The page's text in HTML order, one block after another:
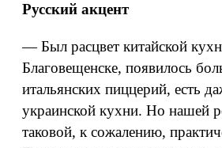
Русский акцент
— Был расцвет китайской
Благовещенске, появилось
итальянских пиццерий, есть
украинской кухни. Но нашей
таковой, к сожалению,